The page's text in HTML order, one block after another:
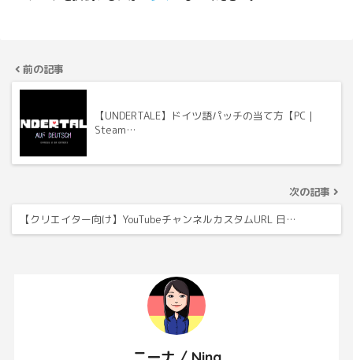
前の記事
【UNDERTALE】ドイツ語パッチの当て方【PC｜
Steam…
次の記事
【クリエイター向け】YouTubeチャンネルカスタムURL 日…